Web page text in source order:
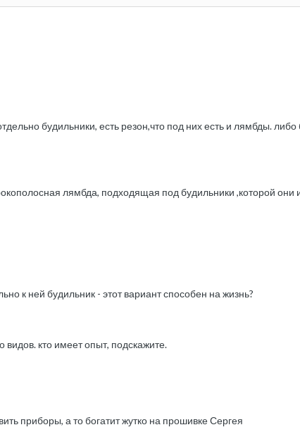
будильники, есть резон,что под них есть и лямбды.
лямбда, подходящая под будильники ,которой они
к ней будильник - этот вариант способен на жизнь?
видов. кто имеет опыт, подскажите.
приборы, а то богатит жутко на прошивке Сергея